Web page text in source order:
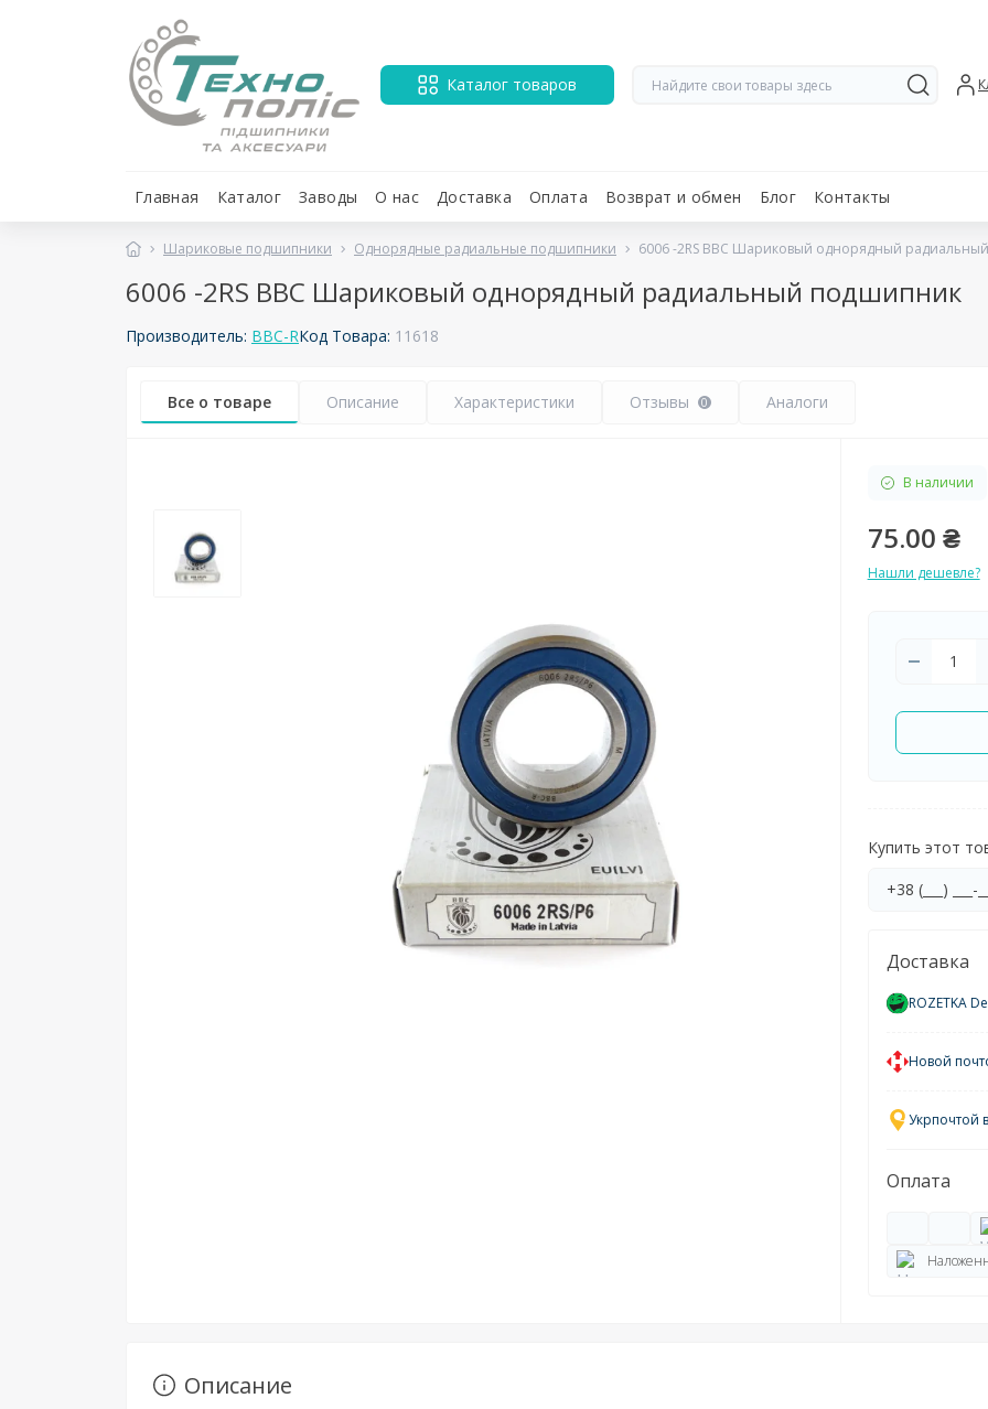
Каталог товаров
Главная Каталог Заводы О нас Доставка Оплата Возврат и обмен Блог Контакты
Шариковые подшипники Однорядные радиальные подшипники 6006 -2RS BBC Шариковый однорядный
6006 -2RS BBC Шариковый однорядный радиальный подшипник
Производитель: BBC-RКод Товара: 11618
Все о товаре Описание Характеристики Отзывы 0 Аналоги
В наличии
75.00 ₴
Нашли дешевле?
Купить этот
Доставка
ROZETKA
Новой
Укрпочтой
Оплата
Описание